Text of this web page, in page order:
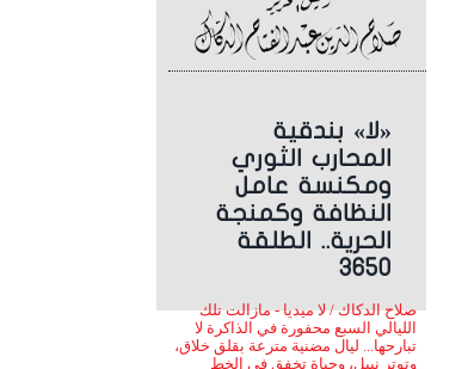
«لا» بندقية
المحارب الثوري
ومكنسة عامل
النظافة وكمنجة
الحرية.. الطلقة
3650
صلاح الدكاك / لا ميديا - مازالت تلك
الليالي السبع محفورة في الذاكرة لا
تبارحها... ليال مضنية مترعة بقلق خلاق،
وتوتر نبيل، وحياة تخفق في الخط